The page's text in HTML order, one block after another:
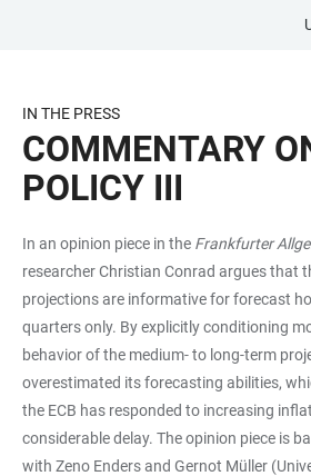
BARRIEREFREIHEIT
IN THE PRESS
COMMENTARY
POLICY III
In an opinion piece in the Frankfurter
researcher Christian Conrad argues that
projections are informative for forecast
quarters only. By explicitly conditioning
behavior of the medium- to long-term
overestimated its forecasting abilities,
the ECB has responded to increasing
considerable delay. The opinion piece is
with Zeno Enders and Gernot Müller